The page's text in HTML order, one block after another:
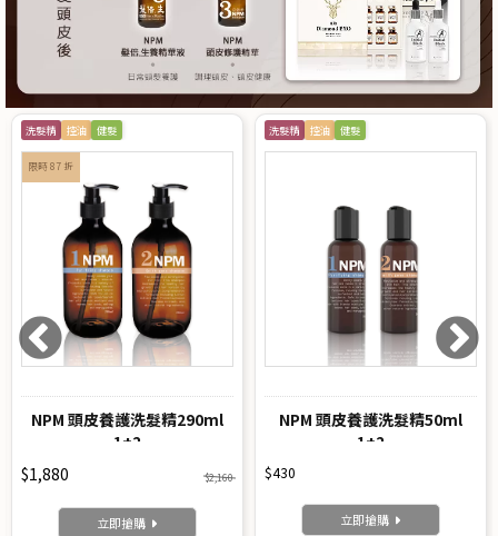
限時 87 折
洗髮精 控油 健髮
NPM 頭皮養護洗髮精290ml
1+2
$1,880
$2,160
立即搶購
洗髮精 控油 健髮
NPM 頭皮養護洗髮精50ml
1+2
$430
立即搶購